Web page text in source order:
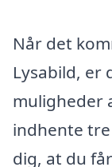
Når det
Lysabild, er
muligheder
indhente
dig, at du